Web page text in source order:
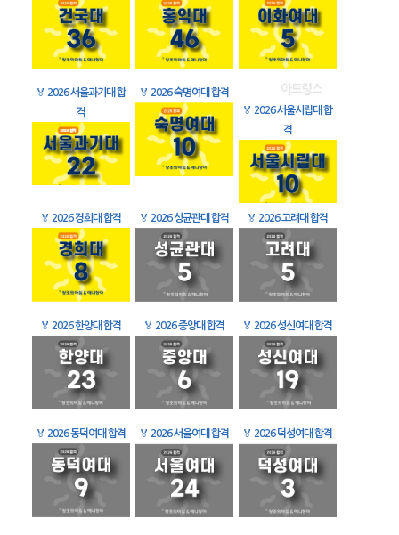
🏅 2026 서울과기대 합
격
🏅 2026 숙명여대 합격
🏅 2026 서울시립대 합
격
🏅 2026 경희대 합격 🏅 2026 성균관대 합격 🏅 2026 고려대 합격
🏅 2026 한양대 합격 🏅 2026 중앙대 합격 🏅 2026 성신여대 합격
🏅 2026 동덕여대 합격 🏅 2026 서울여대 합격 🏅 2026 덕성여대 합격